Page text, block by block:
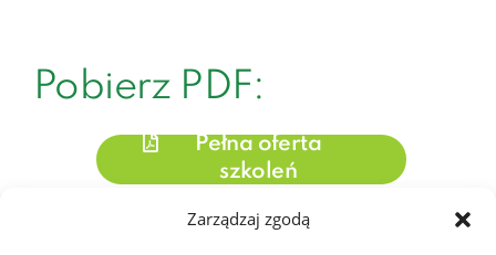
Zarządzaj zgodą
Pobierz PDF:
Pełna oferta
szkoleń